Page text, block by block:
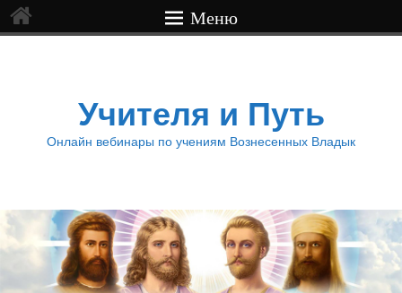
Меню
Учителя и Путь
Онлайн вебинары по учениям Вознесенных Владык